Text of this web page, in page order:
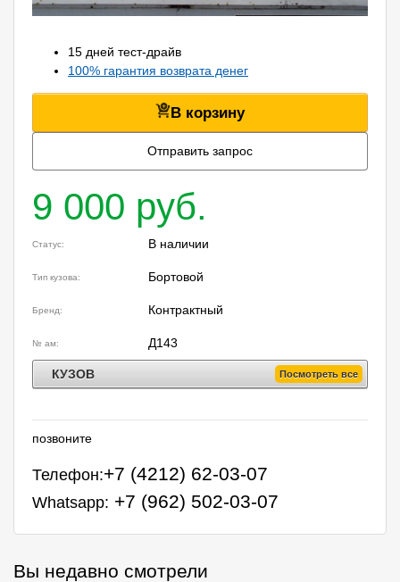
15 дней тест-драйв
100% гарантия возврата денег
В корзину
Отправить запрос
9 000 руб.
Статус: В наличии
Тип кузова: Бортовой
Бренд: Контрактный
№ ам: Д143
КУЗОВ Посмотреть все
позвоните
Телефон:+7 (4212) 62-03-07
Whatsapp: +7 (962) 502-03-07
Вы недавно смотрели